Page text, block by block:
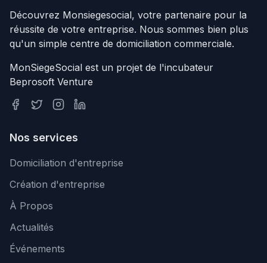
Découvrez Monsiegesocial, votre partenaire pour la
réussite de votre entreprise. Nous sommes bien plus
qu'un simple centre de domiciliation commerciale.
MonSiegeSocial est un projet de l'incubateur
Beprosoft Venture
Nos services
Domiciliation d'entreprise
Création d'entreprise
À Propos
Actualités
Événements